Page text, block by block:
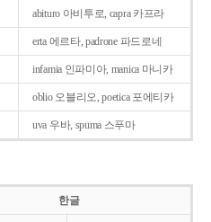
abituro 아비투로, capra 카프라
erta 에르타, padrone 파드로네
infamia 인파미아, manica 마니카
oblio 오블리오, poetica 포에티카
uva 우바, spuma 스푸마
한글